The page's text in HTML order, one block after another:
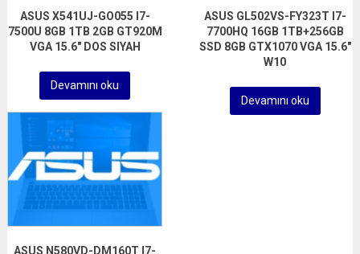
ASUS X541UJ-GO055 I7-
7500U 8GB 1TB 2GB GT920M
VGA 15.6″ DOS SIYAH
Devamını oku
ASUS GL502VS-FY323T I7-
7700HQ 16GB 1TB+256GB
SSD 8GB GTX1070 VGA 15.6″
W10
Devamını oku
ASUS N580VD-DM160T I7-